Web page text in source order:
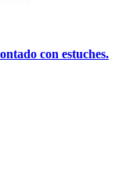
con estuches.